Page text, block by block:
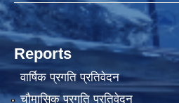
Reports
वार्षिक प्रगति प्रतिवेदन
चौमासिक प्रगति प्रतिवेदन